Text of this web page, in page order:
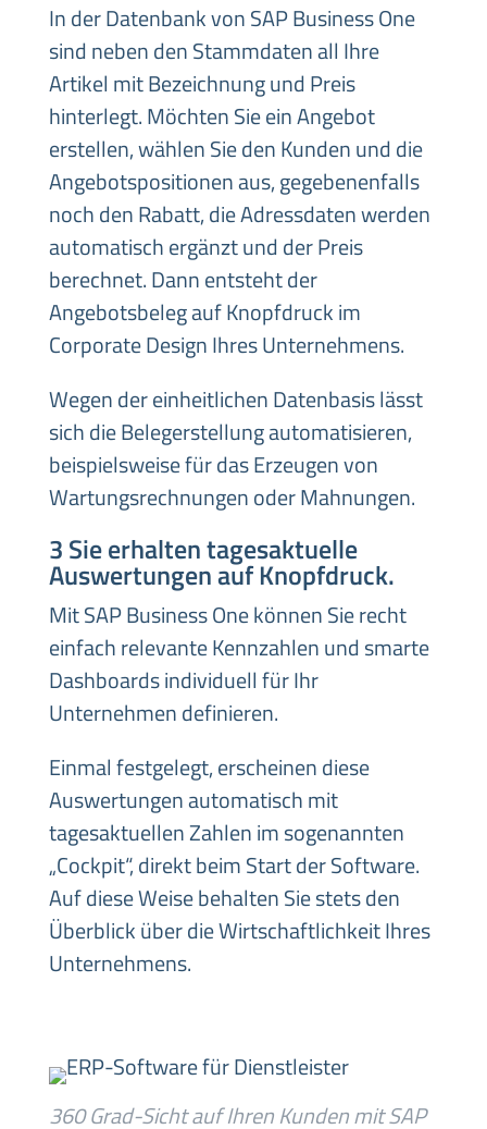
In der Datenbank von SAP Business One
sind neben den Stammdaten all Ihre
Artikel mit Bezeichnung und Preis
hinterlegt. Möchten Sie ein Angebot
erstellen, wählen Sie den Kunden und die
Angebotspositionen aus, gegebenenfalls
noch den Rabatt, die Adressdaten werden
automatisch ergänzt und der Preis
berechnet. Dann entsteht der
Angebotsbeleg auf Knopfdruck im
Corporate Design Ihres Unternehmens.
Wegen der einheitlichen Datenbasis lässt
sich die Belegerstellung automatisieren,
beispielsweise für das Erzeugen von
Wartungsrechnungen oder Mahnungen.
3 Sie erhalten tagesaktuelle
Auswertungen auf Knopfdruck.
Mit SAP Business One können Sie recht
einfach relevante Kennzahlen und smarte
Dashboards individuell für Ihr
Unternehmen definieren.
Einmal festgelegt, erscheinen diese
Auswertungen automatisch mit
tagesaktuellen Zahlen im sogenannten
„Cockpit“, direkt beim Start der Software.
Auf diese Weise behalten Sie stets den
Überblick über die Wirtschaftlichkeit Ihres
Unternehmens.
360 Grad-Sicht auf Ihren Kunden mit SAP